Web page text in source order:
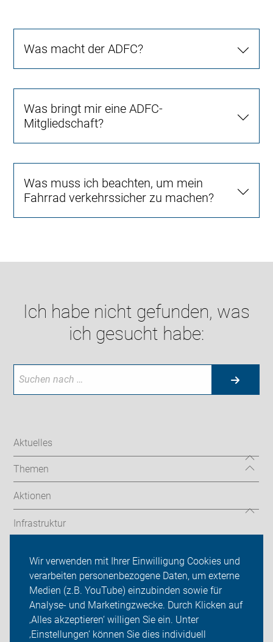
Wir verwenden mit Ihrer Einwilligung Cookies und
verarbeiten personenbezogene Daten, um externe
Medien (z.B. YouTube) einzubinden sowie für
Analyse- und Marketingzwecke. Durch Klicken auf
‚Alles akzeptieren‘ willigen Sie ein. Unter
‚Einstellungen‘ können Sie dies individuell
Was macht der ADFC?
Was bringt mir eine ADFC-
Mitgliedschaft?
Was muss ich beachten, um mein
Fahrrad verkehrssicher zu machen?
Ich habe nicht gefunden, was
ich gesucht habe:
Aktuelles
Themen
Aktionen
Infrastruktur
ADFC Burgwedel
Sei dabei
Presse